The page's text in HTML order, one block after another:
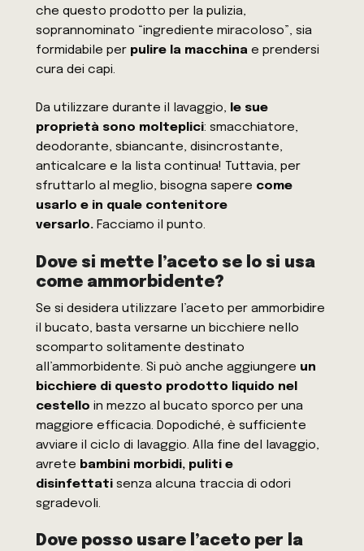
che questo prodotto per la pulizia,
soprannominato “ingrediente miracoloso”, sia
formidabile per pulire la macchina e prendersi
cura dei capi.
Da utilizzare durante il lavaggio, le sue
proprietà sono molteplici: smacchiatore,
deodorante, sbiancante, disincrostante,
anticalcare e la lista continua! Tuttavia, per
sfruttarlo al meglio, bisogna sapere come
usarlo e in quale contenitore
versarlo. Facciamo il punto.
Dove si mette l’aceto se lo si usa
come ammorbidente?
Se si desidera utilizzare l’aceto per ammorbidire
il bucato, basta versarne un bicchiere nello
scomparto solitamente destinato
all’ammorbidente. Si può anche aggiungere un
bicchiere di questo prodotto liquido nel
cestello in mezzo al bucato sporco per una
maggiore efficacia. Dopodiché, è sufficiente
avviare il ciclo di lavaggio. Alla fine del lavaggio,
avrete bambini morbidi, puliti e
disinfettati senza alcuna traccia di odori
sgradevoli.
Dove posso usare l’aceto per la